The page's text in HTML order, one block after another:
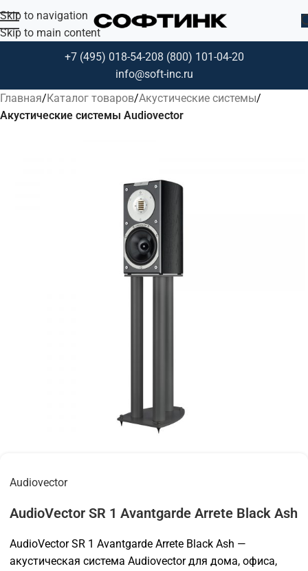
Skip to navigation
Skip to main content
+7 (495) 018-54-208 (800) 101-04-20
info@soft-inc.ru
Главная Каталог товаров Акустические системы
Акустические системы Audiovector
Audiovector
AudioVector SR 1 Avantgarde Arrete Black Ash
AudioVector SR 1 Avantgarde Arrete Black Ash —
акустическая система Audiovector для дома, офиса,